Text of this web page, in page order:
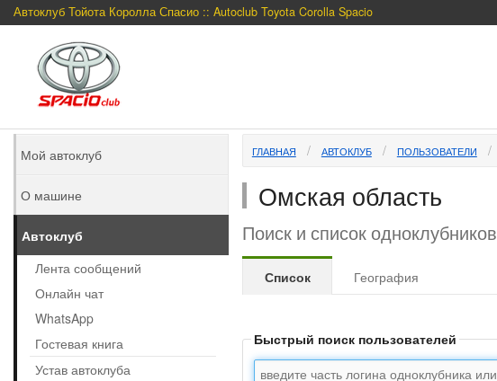
Автоклуб Тойота Королла Спасио :: Autoclub Toyota Corolla Spacio
ГЛАВНАЯ АВТОКЛУБ ПОЛЬЗОВАТЕЛИ
Омская область
Поиск и список одноклубников
Список География
Быстрый поиск пользователей
Мой автоклуб
О машине
Автоклуб
Лента сообщений
Онлайн чат
WhatsApp
Гостевая книга
Устав автоклуба